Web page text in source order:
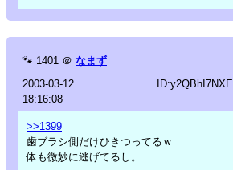
🐾 1401 ＠ なまず
2003-03-12
18:16:08
ID:y2QBhI7NXE
>>1399
歯ブラシ側だけひきつってるｗ
体も微妙に逃げてるし。